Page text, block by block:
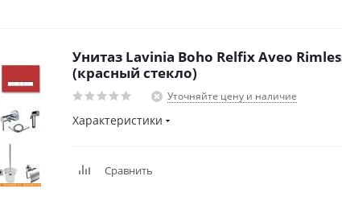
Унитаз Lavinia Boho Relfix Aveo
(красный стекло)
Уточняйте цену и наличие
Характеристики
Сравнить